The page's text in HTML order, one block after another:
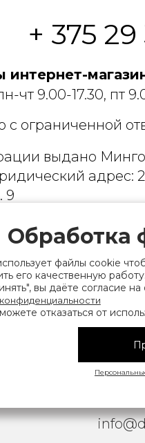
+ 375
чт 9.00-17.30, пт
ограниченной
выдано
9
а также лица
их прав,
СОГЛАШЕНИЕ
Обработка
файлы cookie
его качественную работу.
вы даёте согласие
отказаться от